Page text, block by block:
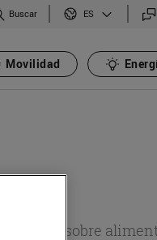
Buscar ES
Movilidad
sobre